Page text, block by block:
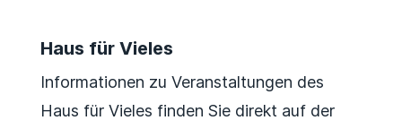
Haus für Vieles
Informationen zu Veranstaltungen des
Haus für Vieles finden Sie direkt auf der